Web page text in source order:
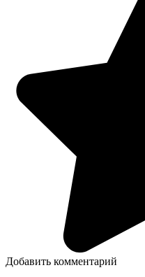
Добавить комментарий